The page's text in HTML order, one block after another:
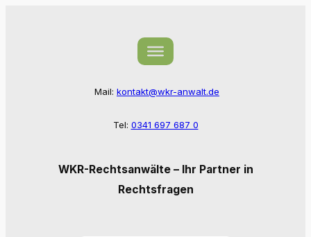
Mail: kontakt@wkr-anwalt.de
Tel: 0341 697 687 0
WKR-Rechtsanwälte – Ihr Partner in
Rechtsfragen